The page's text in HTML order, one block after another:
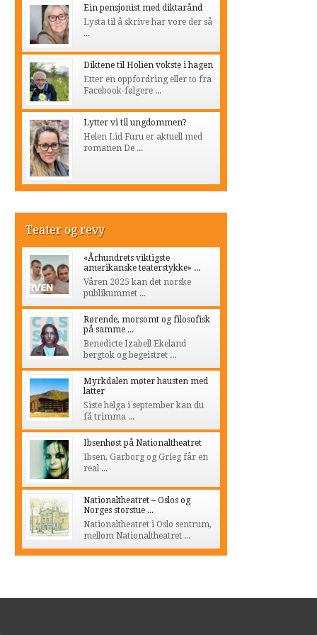
Ein pensjonist med diktarånd
Lysta til å skrive har vore der så
...
Diktene til Holien vokste i hagen
Etter en oppfordring eller to fra
Facebook-følgere ...
Lytter vi til ungdommen?
Helen Lid Furu er aktuell med
romanen De ...
Teater og revy
«Århundrets viktigste
amerikanske teaterstykke» ...
Våren 2025 kan det norske
publikummet ...
Rørende, morsomt og filosofisk
på samme ...
Benedicte Izabell Ekeland
bergtok og begeistret ...
Myrkdalen møter hausten med
latter
Siste helga i september kan du
få trimma ...
Ibsenhøst på Nationaltheatret
Ibsen, Garborg og Grieg får en
real ...
Nationaltheatret – Oslos og
Norges storstue ...
Nationaltheatret i Oslo sentrum,
mellom Nationaltheatret ...